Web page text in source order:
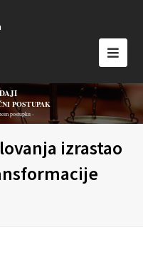
POSTUPAK
postupku -
izrastao